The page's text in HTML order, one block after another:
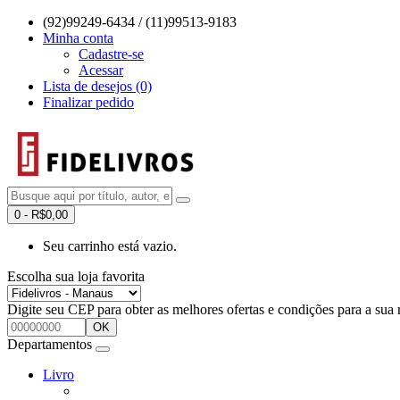
(92)99249-6434 / (11)99513-9183
Minha conta
Cadastre-se
Acessar
Lista de desejos (0)
Finalizar pedido
0 - R$0,00
Seu carrinho está vazio.
Escolha sua loja favorita
Digite seu CEP para obter as melhores ofertas e condições para a sua
OK
Departamentos
Livro